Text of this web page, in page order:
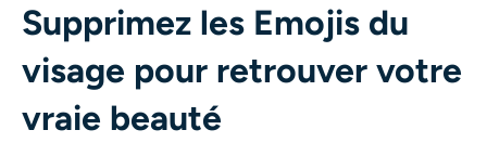
Supprimez les Emojis du
visage pour retrouver votre
vraie beauté